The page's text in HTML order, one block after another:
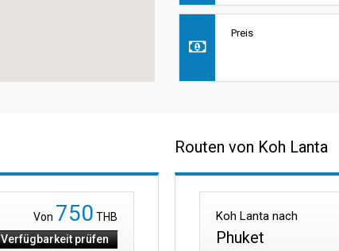
Preis
Von 750 THB
Verfügbarkeit prüfen
Routen von Koh Lanta
Koh Lanta nach
Phuket